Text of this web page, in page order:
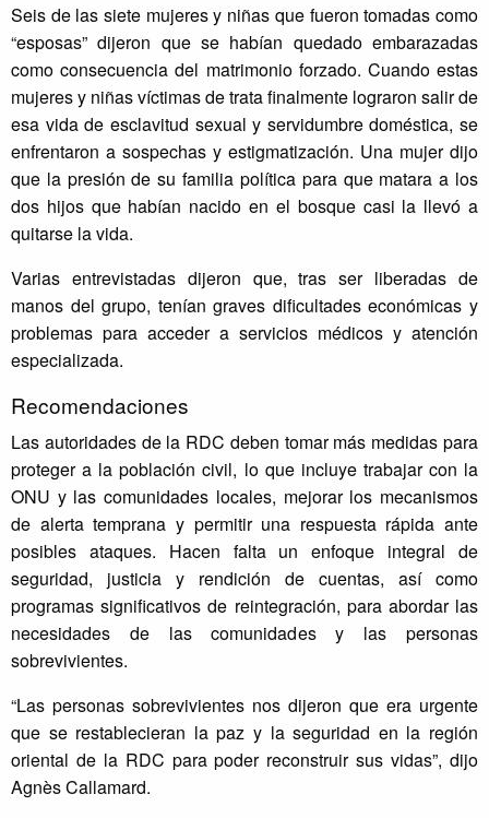
Seis de las siete mujeres y niñas que fueron tomadas como
“esposas” dijeron que se habían quedado embarazadas
como consecuencia del matrimonio forzado. Cuando estas
mujeres y niñas víctimas de trata finalmente lograron salir de
esa vida de esclavitud sexual y servidumbre doméstica, se
enfrentaron a sospechas y estigmatización. Una mujer dijo
que la presión de su familia política para que matara a los
dos hijos que habían nacido en el bosque casi la llevó a
quitarse la vida.
Varias entrevistadas dijeron que, tras ser liberadas de
manos del grupo, tenían graves dificultades económicas y
problemas para acceder a servicios médicos y atención
especializada.
Recomendaciones
Las autoridades de la RDC deben tomar más medidas para
proteger a la población civil, lo que incluye trabajar con la
ONU y las comunidades locales, mejorar los mecanismos
de alerta temprana y permitir una respuesta rápida ante
posibles ataques. Hacen falta un enfoque integral de
seguridad, justicia y rendición de cuentas, así como
programas significativos de reintegración, para abordar las
necesidades de las comunidades y las personas
sobrevivientes.
“Las personas sobrevivientes nos dijeron que era urgente
que se restablecieran la paz y la seguridad en la región
oriental de la RDC para poder reconstruir sus vidas”, dijo
Agnès Callamard.